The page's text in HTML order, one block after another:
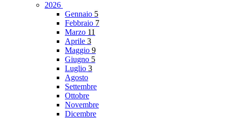
2026
Gennaio 5
Febbraio 7
Marzo 11
Aprile 3
Maggio 9
Giugno 5
Luglio 3
Agosto
Settembre
Ottobre
Novembre
Dicembre